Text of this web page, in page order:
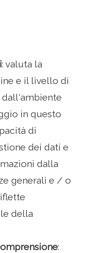
: valuta la
e il livello di
in questo
di
dei dati e
dalla
generali e / o
della
: